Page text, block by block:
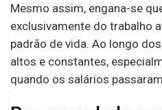
Mesmo assim, engana-se
exclusivamente do trabalho
padrão de vida. Ao longo
altos e constantes,
quando os salários